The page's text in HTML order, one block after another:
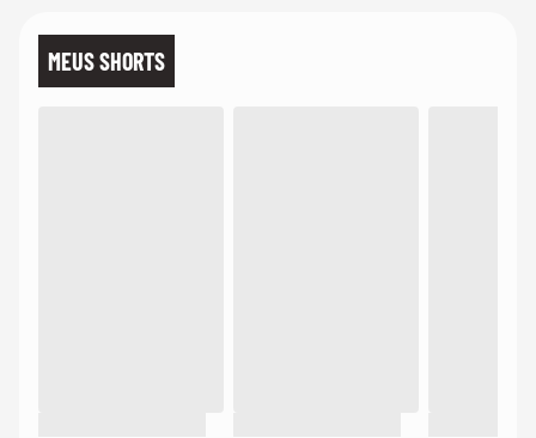
MEUS SHORTS